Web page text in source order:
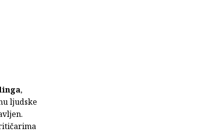
,
ljudske